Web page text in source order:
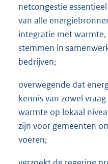
netcongestie
van alle
integratie met
stemmen in
bedrijven;
overwegende dat
kennis van zowel
warmte op lokaal
zijn voor gemeenten
voeren;